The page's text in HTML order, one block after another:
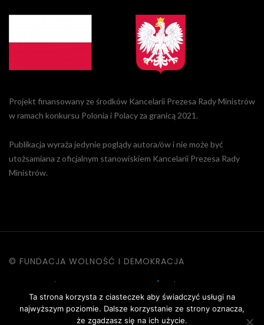
Projekt finansowany ze środków Kancelarii Prezesa Rady Ministrów
w ramach konkursu Polonia i Polacy za granicą 2021.
Publikacja wyraża jedynie poglądy autora/ów i nie może być
utożsamiana z oficjalnym stanowiskiem Kancelarii Prezesa Rady
Ministrów.
© FUNDACJA WOLNOŚĆ I DEMOKRACJA
| POLITYKA PRYWATNOŚCI |
REGULAMIN STRONY
Ta strona korzysta z ciasteczek aby świadczyć usługi na
najwyższym poziomie. Dalsze korzystanie ze strony oznacza,
że zgadzasz się na ich użycie.